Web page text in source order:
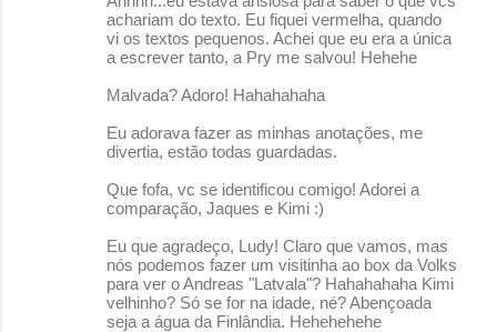
achariam do texto. Eu fiquei vermelha, quando
vi os textos pequenos. Achei que eu era a única
a escrever tanto, a Pry me salvou! Hehehe
Malvada? Adoro! Hahahahaha
Eu adorava fazer as minhas anotações, me
divertia, estão todas guardadas.
Que fofa, vc se identificou comigo! Adorei a
comparação, Jaques e Kimi :)
Eu que agradeço, Ludy! Claro que vamos, mas
nós podemos fazer um visitinha ao box da Volks
para ver o Andreas "Latvala"? Hahahahaha Kimi
velhinho? Só se for na idade, né? Abençoada
seja a água da Finlândia. Hehehehehe